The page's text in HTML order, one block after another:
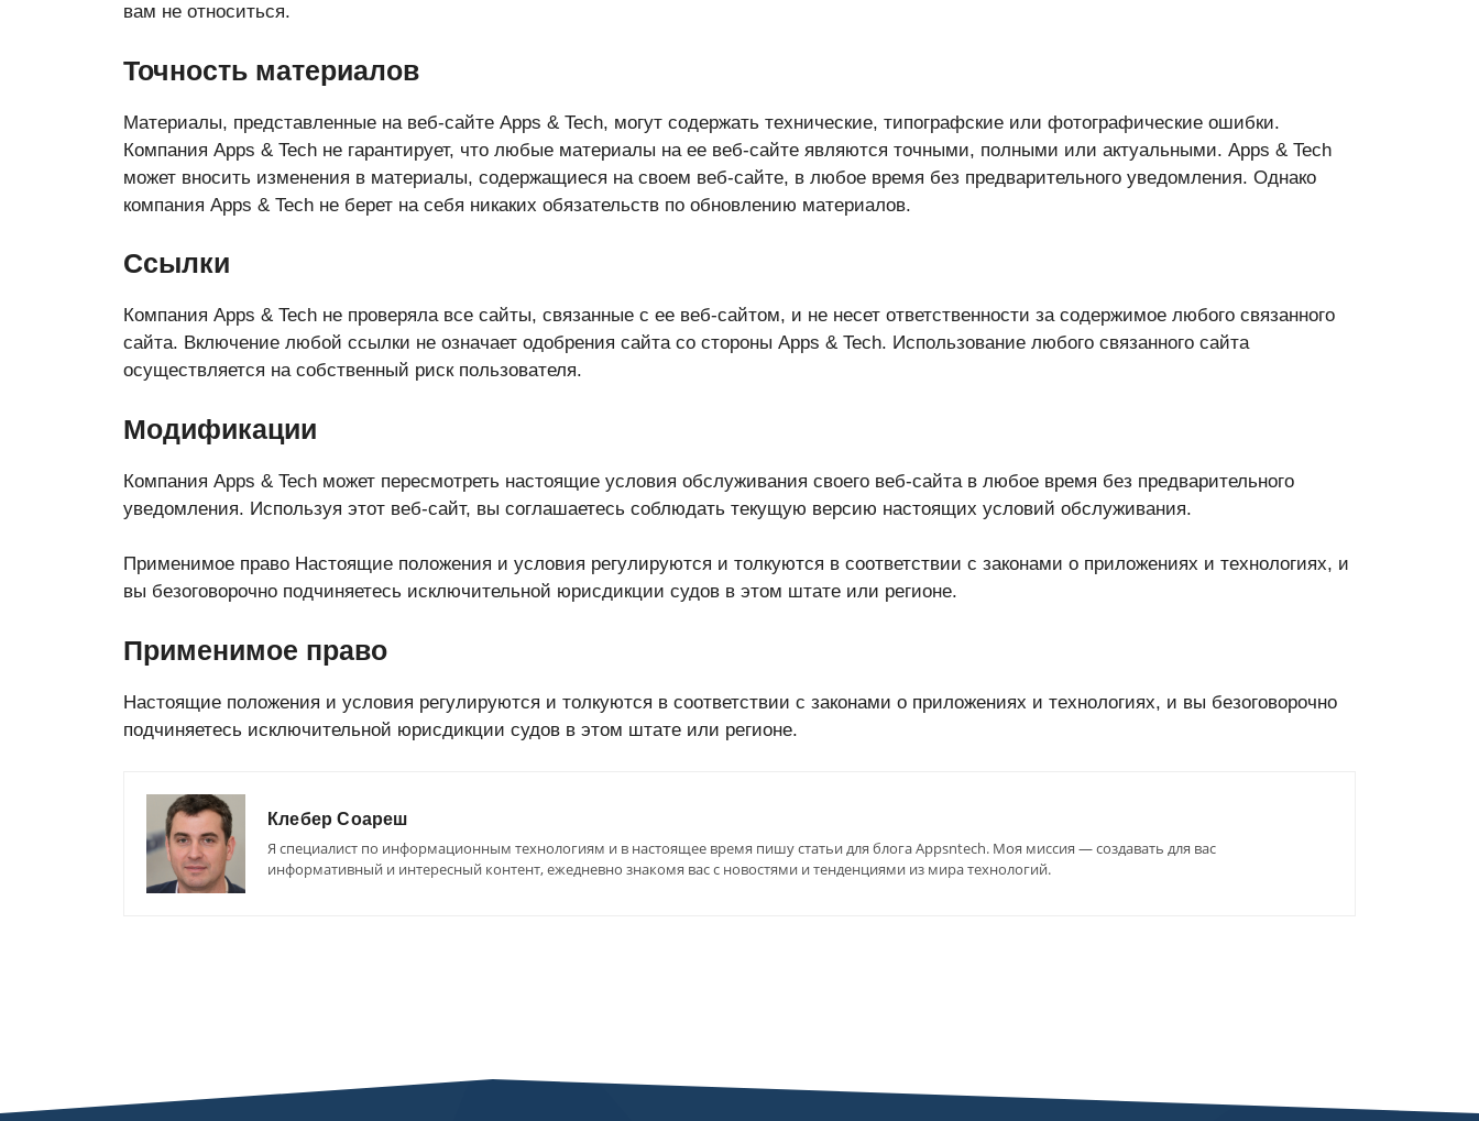
вам не относиться.
Точность материалов
Материалы, представленные на веб-сайте Apps & Tech, могут содержать технические, типографские или фотографические ошибки.
Компания Apps & Tech не гарантирует, что любые материалы на ее веб-сайте являются точными, полными или актуальными. Apps & Tech
может вносить изменения в материалы, содержащиеся на своем веб-сайте, в любое время без предварительного уведомления. Однако
компания Apps & Tech не берет на себя никаких обязательств по обновлению материалов.
Ссылки
Компания Apps & Tech не проверяла все сайты, связанные с ее веб-сайтом, и не несет ответственности за содержимое любого связанного
сайта. Включение любой ссылки не означает одобрения сайта со стороны Apps & Tech. Использование любого связанного сайта
осуществляется на собственный риск пользователя.
Модификации
Компания Apps & Tech может пересмотреть настоящие условия обслуживания своего веб-сайта в любое время без предварительного
уведомления. Используя этот веб-сайт, вы соглашаетесь соблюдать текущую версию настоящих условий обслуживания.
Применимое право Настоящие положения и условия регулируются и толкуются в соответствии с законами о приложениях и технологиях, и
вы безоговорочно подчиняетесь исключительной юрисдикции судов в этом штате или регионе.
Применимое право
Настоящие положения и условия регулируются и толкуются в соответствии с законами о приложениях и технологиях, и вы безоговорочно
подчиняетесь исключительной юрисдикции судов в этом штате или регионе.
Клебер Соареш
Я специалист по информационным технологиям и в настоящее время пишу статьи для блога Appsntech. Моя миссия — создавать для вас
информативный и интересный контент, ежедневно знакомя вас с новостями и тенденциями из мира технологий.